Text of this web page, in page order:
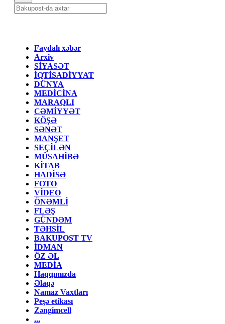
Faydalı xəbər
Arxiv
SİYASƏT
İQTİSADİYYAT
DÜNYA
MEDİCİNA
MARAQLI
CƏMİYYƏT
KÖŞƏ
SƏNƏT
MANŞET
SEÇİLƏN
MÜSAHİBƏ
KİTAB
HADİSƏ
FOTO
VİDEO
ÖNƏMLİ
FLƏŞ
GÜNDƏM
TƏHSİL
BAKUPOST TV
İDMAN
ÖZ ƏL
MEDİA
Haqqımızda
Əlaqə
Namaz Vaxtları
Peşə etikası
Zəngimcell
...